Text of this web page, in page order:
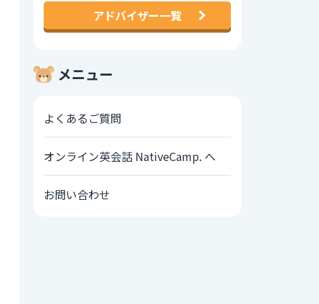
アドバイザー一覧
メニュー
よくあるご質問
オンライン英会話 NativeCamp. へ
お問い合わせ